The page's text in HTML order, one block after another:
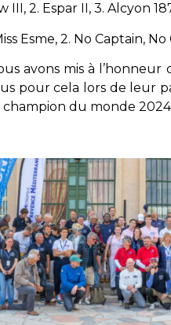
III, 2. Espar II, 3. Alcyon
Esme, 2. No Captain,
avons mis à
pour cela lors de leur
du monde